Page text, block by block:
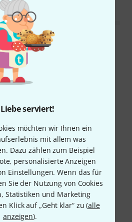
serviert!
möchten wir Ihnen ein
mit allem was
Dazu zählen zum Beispiel
personalisierte Anzeigen
Einstellungen. Wenn das für
Sie der Nutzung von Cookies
Statistiken und Marketing
Klick auf „Geht klar“ zu (alle
anzeigen).
MELDEN
12.01.2025
Bewertungen ja schon das
eine völlig verkrumpelte nicht
In diesem Punkt wurde ich zum
gut hinein und ist weich
waren am Anfang ein wenig
doch einstellen. ich bin